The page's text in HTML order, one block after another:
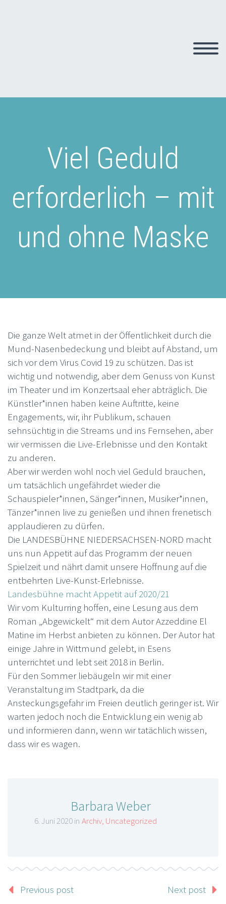
Viel Geduld
erforderlich – mit
und ohne Maske
Die ganze Welt atmet in der Öffentlichkeit durch die
Mund-Nasenbedeckung und bleibt auf Abstand, um
sich vor dem Virus Covid 19 zu schützen. Das ist
wichtig und notwendig, aber dem Genuss von Kunst
im Theater und im Konzertsaal eher abträglich. Die
Künstler*innen haben keine Auftritte, keine
Engagements, wir, ihr Publikum, schauen
sehnsüchtig in die Streams und ins Fernsehen, aber
wir vermissen die Live-Erlebnisse und den Kontakt
zu anderen.
Aber wir werden wohl noch viel Geduld brauchen,
um tatsächlich ungefährdet wieder die
Schauspieler*innen, Sänger*innen, Musiker*innen,
Tänzer*innen live zu genießen und ihnen frenetisch
applaudieren zu dürfen.
Die LANDESBÜHNE NIEDERSACHSEN-NORD macht
uns nun Appetit auf das Programm der neuen
Spielzeit und nährt damit unsere Hoffnung auf die
entbehrten Live-Kunst-Erlebnisse.
Landesbühne macht Appetit auf 2020/21
Wir vom Kulturring hoffen, eine Lesung aus dem
Roman „Abgewickelt“ mit dem Autor Azzeddine El
Matine im Herbst anbieten zu können. Der Autor hat
einige Jahre in Wittmund gelebt, in Esens
unterrichtet und lebt seit 2018 in Berlin.
Für den Sommer liebäugeln wir mit einer
Veranstaltung im Stadtpark, da die
Ansteckungsgefahr im Freien deutlich geringer ist. Wir
warten jedoch noch die Entwicklung ein wenig ab
und informieren dann, wenn wir tatächlich wissen,
dass wir es wagen.
Barbara Weber
6. Juni 2020 in Archiv, Uncategorized
Previous post Next post